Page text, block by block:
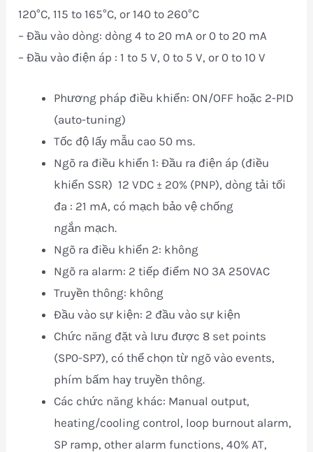
120°C, 115 to 165°C, or 140 to 260°C
– Đầu vào dòng: dòng 4 to 20 mA or 0 to 20 mA
– Đầu vào điện áp : 1 to 5 V, 0 to 5 V, or 0 to 10 V
Phương pháp điều khiển: ON/OFF hoặc 2-PID
(auto-tuning)
Tốc độ lấy mẫu cao 50 ms.
Ngõ ra điều khiển 1: Đầu ra điện áp (điều
khiển SSR) 12 VDC ± 20% (PNP), dòng tải tối
đa : 21 mA, có mạch bảo vệ chống
ngắn mạch.
Ngõ ra điều khiển 2: không
Ngõ ra alarm: 2 tiếp điểm NO 3A 250VAC
Truyền thông: không
Đầu vào sự kiện: 2 đầu vào sự kiện
Chức năng đặt và lưu được 8 set points
(SP0-SP7), có thể chọn từ ngõ vào events,
phím bấm hay truyền thông.
Các chức năng khác: Manual output,
heating/cooling control, loop burnout alarm,
SP ramp, other alarm functions, 40% AT,